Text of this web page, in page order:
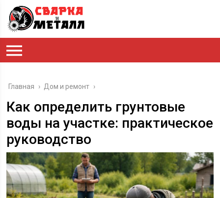
Главная › Дом и ремонт ›
Как определить грунтовые
воды на участке: практическое
руководство